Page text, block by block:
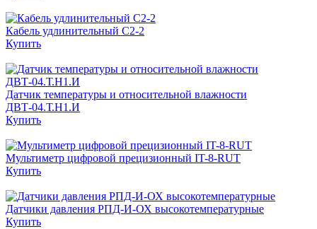
Кабель удлинительный С2-2
Купить
Датчик температуры и относительной влажности
ДВТ-04.Т.Н1.И
Купить
Мультиметр цифровой прецизионный IT-8-RUT
Купить
Датчики давления РПД-И-ОХ высокотемпературные
Купить